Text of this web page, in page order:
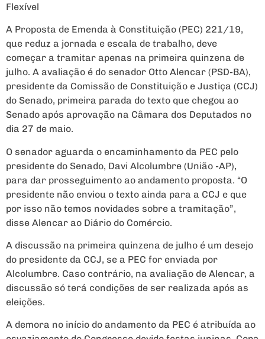
Flexível
A Proposta de Emenda à Constituição (PEC) 221/19,
que reduz a jornada e escala de trabalho, deve
começar a tramitar apenas na primeira quinzena de
julho. A avaliação é do senador Otto Alencar (PSD-BA),
presidente da Comissão de Constituição e Justiça (CCJ)
do Senado, primeira parada do texto que chegou ao
Senado após aprovação na Câmara dos Deputados no
dia 27 de maio.
O senador aguarda o encaminhamento da PEC pelo
presidente do Senado, Davi Alcolumbre (União -AP),
para dar prosseguimento ao andamento proposta. “O
presidente não enviou o texto ainda para a CCJ e que
por isso não temos novidades sobre a tramitação”,
disse Alencar ao Diário do Comércio.
A discussão na primeira quinzena de julho é um desejo
do presidente da CCJ, se a PEC for enviada por
Alcolumbre. Caso contrário, na avaliação de Alencar, a
discussão só terá condições de ser realizada após as
eleições.
A demora no início do andamento da PEC é atribuída ao